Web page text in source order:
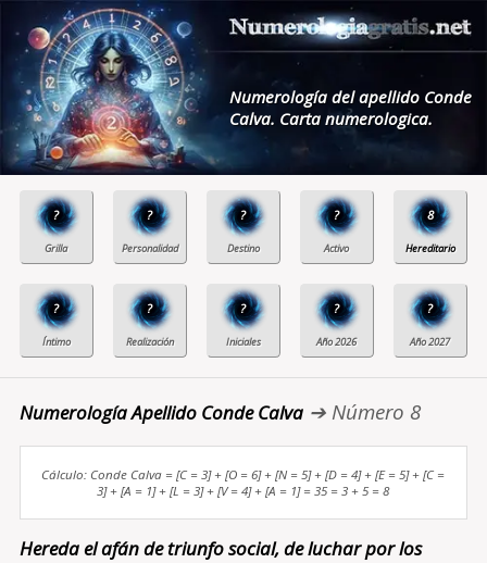
Numerología del apellido Conde
Calva. Carta numerologica.
? ? ? ? 8
? ? ? ? ?
Numerología Apellido Conde Calva➔ Número 8
Cálculo: Conde Calva = [C = 3] + [O = 6] + [N = 5] + [D = 4] + [E = 5] + [C =
3] + [A = 1] + [L = 3] + [V = 4] + [A = 1] = 35 = 3 + 5 = 8
Hereda el afán de triunfo social, de luchar por los